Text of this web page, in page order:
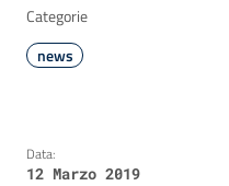
Categorie
news
Data:
12 Marzo 2019